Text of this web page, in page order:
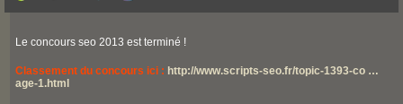
Le concours seo 2013 est terminé !
Classement du concours ici : http://www.scripts-seo.fr/topic-1393-co …
age-1.html